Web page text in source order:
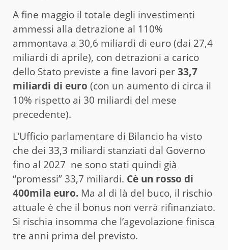
A fine maggio il totale degli investimenti
ammessi alla detrazione al 110%
ammontava a 30,6 miliardi di euro (dai 27,4
miliardi di aprile), con detrazioni a carico
dello Stato previste a fine lavori per33,7
miliardi di euro (con un aumento di circa il
10% rispetto ai 30 miliardi del mese
precedente).
L’Ufficio parlamentare di Bilancio ha visto
che dei 33,3 miliardi stanziati dal Governo
fino al 2027 ne sono stati quindi già
“promessi” 33,7 miliardi. Cè un rosso di
400mila euro. Ma al di là del buco, il rischio
attuale è che il bonus non verrà rifinanziato.
Si rischia insomma che l’agevolazione finisca
tre anni prima del previsto.